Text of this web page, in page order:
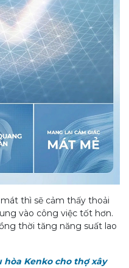
thì sẽ cảm thấy thoải
vào công việc tốt hơn.
thời tăng năng suất lao
hòa Kenko cho thợ xây